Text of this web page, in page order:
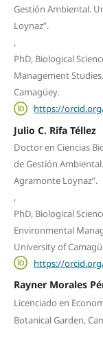
Gestión Ambiental.
Loynaz”.
,
PhD, Biological
Management
Camagüey.
https://
Julio C. Rifa Téllez
Doctor en Ciencias
de Gestión
Agramonte Loynaz”.
,
PhD, Biological
Environmental
University of
https://
Rayner Morales
Licenciado en
Botanical Garden,